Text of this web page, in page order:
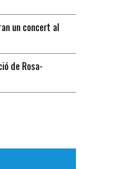
un concert al
de Rosa-